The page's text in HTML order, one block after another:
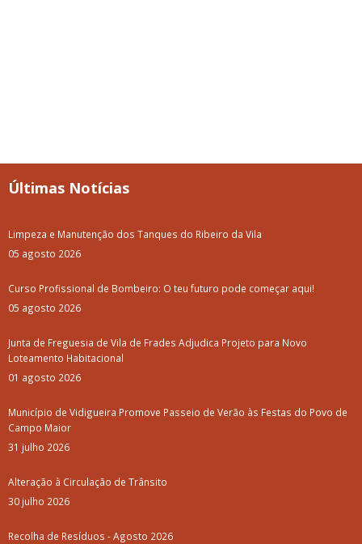
Últimas Notícias
Limpeza e Manutenção dos Tanques do Ribeiro da Vila
05 agosto 2026
Curso Profissional de Bombeiro: O teu futuro pode começar aqui!
05 agosto 2026
Junta de Freguesia de Vila de Frades Adjudica Projeto para Novo
Loteamento Habitacional
01 agosto 2026
Município de Vidigueira Promove Passeio de Verão às Festas do Povo de
Campo Maior
31 julho 2026
Alteração à Circulação de Trânsito
30 julho 2026
Recolha de Resíduos - Agosto 2026